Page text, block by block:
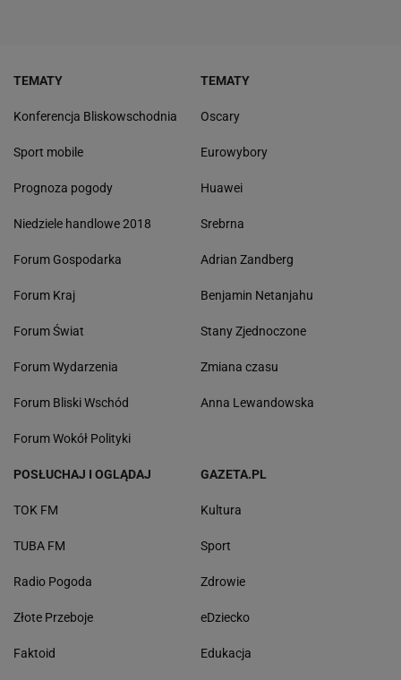
TEMATY
Konferencja Bliskowschodnia
Sport mobile
Prognoza pogody
Niedziele handlowe 2018
Forum Gospodarka
Forum Kraj
Forum Świat
Forum Wydarzenia
Forum Bliski Wschód
Forum Wokół Polityki
TEMATY
Oscary
Eurowybory
Huawei
Srebrna
Adrian Zandberg
Benjamin Netanjahu
Stany Zjednoczone
Zmiana czasu
Anna Lewandowska
POSŁUCHAJ I OGLĄDAJ
TOK FM
TUBA FM
Radio Pogoda
Złote Przeboje
Faktoid
GAZETA.PL
Kultura
Sport
Zdrowie
eDziecko
Edukacja